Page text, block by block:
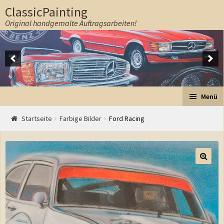
ClassicPainting
Original handgemalte Auftragsarbeiten!
Menü
Start
Auftrag
Preise
Ablauf
Startseite Farbige Bilder Ford Racing